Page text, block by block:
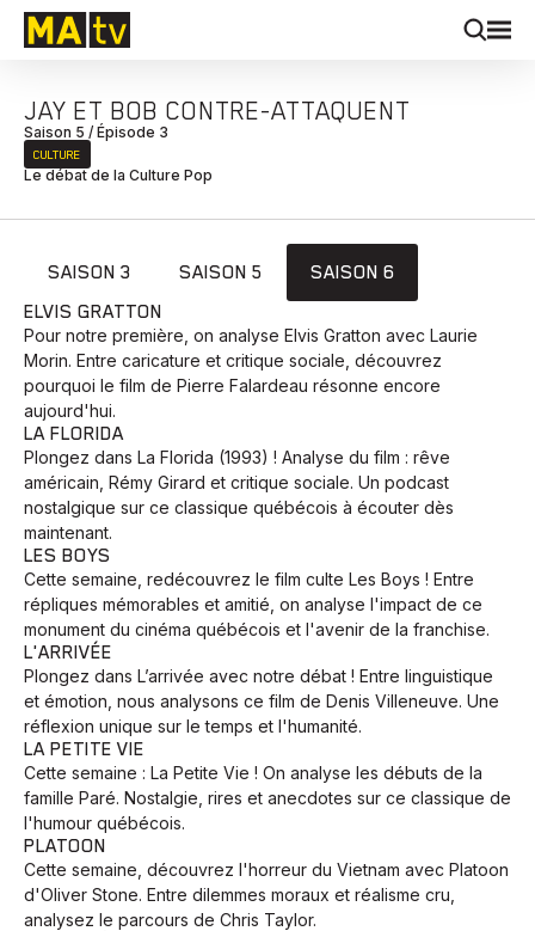
JAY ET BOB CONTRE-ATTAQUENT
Saison 5 / Épisode 3
CULTURE
Le débat de la Culture Pop
SAISON 3 SAISON 5
SAISON 6
ELVIS GRATTON
Pour notre première, on analyse Elvis Gratton avec Laurie
Morin. Entre caricature et critique sociale, découvrez
pourquoi le film de Pierre Falardeau résonne encore
aujourd'hui.
LA FLORIDA
Plongez dans La Florida (1993) ! Analyse du film : rêve
américain, Rémy Girard et critique sociale. Un podcast
nostalgique sur ce classique québécois à écouter dès
maintenant.
LES BOYS
Cette semaine, redécouvrez le film culte Les Boys ! Entre
répliques mémorables et amitié, on analyse l'impact de ce
monument du cinéma québécois et l'avenir de la franchise.
L'ARRIVÉE
Plongez dans L’arrivée avec notre débat ! Entre linguistique
et émotion, nous analysons ce film de Denis Villeneuve. Une
réflexion unique sur le temps et l'humanité.
LA PETITE VIE
Cette semaine : La Petite Vie ! On analyse les débuts de la
famille Paré. Nostalgie, rires et anecdotes sur ce classique de
l'humour québécois.
PLATOON
Cette semaine, découvrez l'horreur du Vietnam avec Platoon
d'Oliver Stone. Entre dilemmes moraux et réalisme cru,
analysez le parcours de Chris Taylor.